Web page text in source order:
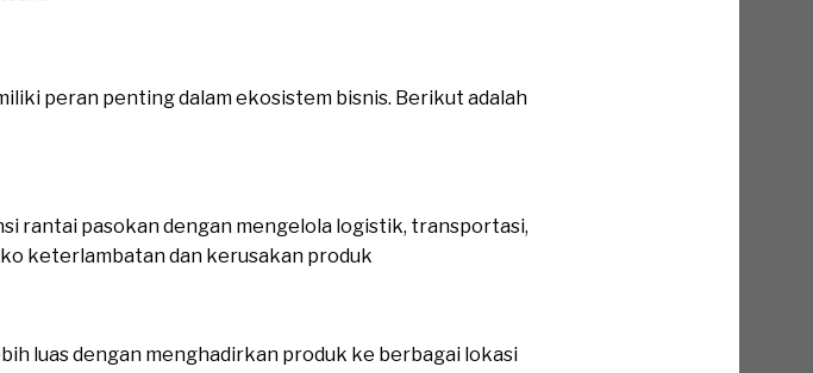
peran penting dalam ekosistem bisnis. Berikut adalah
rantai pasokan dengan mengelola logistik, transportasi,
keterlambatan dan kerusakan produk
luas dengan menghadirkan produk ke berbagai lokasi